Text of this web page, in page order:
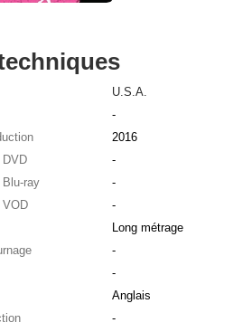
U.S.A.
-
2016
DVD
-
Blu-ray
-
VOD
-
Long métrage
-
-
Anglais
-